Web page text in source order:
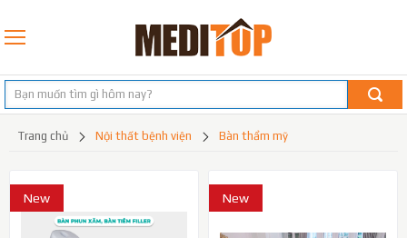
trang chủ nội thất bệnh viện bàn thẩm mỹ
New New